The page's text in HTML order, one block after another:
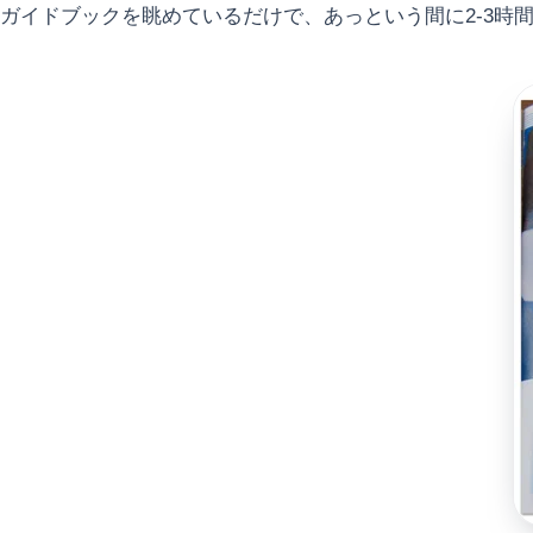
ガイドブックを眺めているだけで、あっという間に2-3時